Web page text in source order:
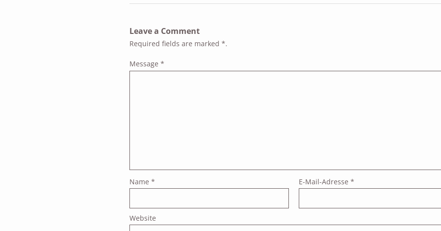
Leave a Comment
Required fields are marked *.
Message *
Name * E-Mail-Adresse*
Website